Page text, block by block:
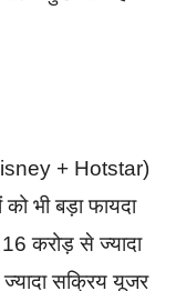
+ Hotstar)
भी बड़ा फायदा
करोड़ से ज्यादा
सक्रिय यूजर